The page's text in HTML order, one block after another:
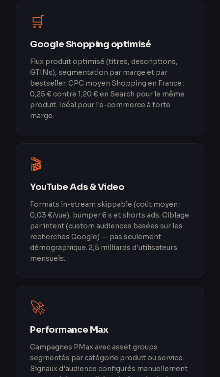
🛒
Google Shopping optimisé
Flux produit optimisé (titres, descriptions,
GTINs), segmentation par marge et par
bestseller. CPC moyen Shopping en France :
0,25 € contre 1,20 € en Search pour le même
produit. Idéal pour l'e-commerce à forte
marge.
🎬
YouTube Ads & Video
Formats in-stream skippable (coût moyen :
0,03 €/vue), bumper 6 s et shorts ads. Ciblage
par intent (custom audiences basées sur les
recherches Google) — pas seulement
démographique. 2,5 milliards d'utilisateurs
mensuels.
🚀
Performance Max
Campagnes PMax avec asset groups
segmentés par catégorie produit ou service.
Signaux d'audience configurés manuellement